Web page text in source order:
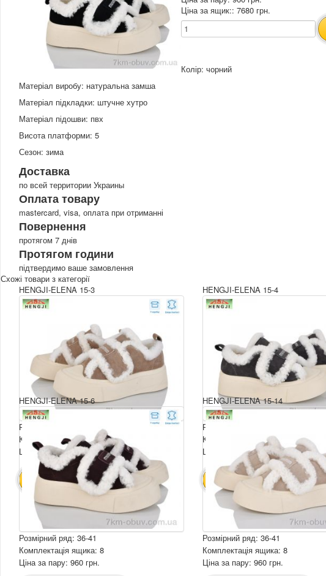
Ціна за ящик:: 7680 грн.
Колір: чорний
Матеріал виробу: натуральна замша
Матеріал підкладки: штучне хутро
Матеріал підошви: пвх
Висота платформи: 5
Сезон: зима
Доставка
по всей территории Украины
Оплата товару
mastercard, visa, оплата при отриманні
Повернення
протягом 7 днів
Протягом години
підтвердимо ваше замовлення
Схожі товари з категорії
HENGJI-ELENA 15-3
Розмірний ряд: 36-41
Комплектація ящика: 8
Ціна за пару: 960 грн.
В КОШИК 7680 грн.
HENGJI-ELENA 15-4
Розмірний ряд: 36-41
Комплектація ящика: 8
Ціна за пару: 960 грн.
В КОШИК 7680 грн.
HENGJI-ELENA 15-6
Розмірний ряд: 36-41
Комплектація ящика: 8
Ціна за пару: 960 грн.
HENGJI-ELENA 15-14
Розмірний ряд: 36-41
Комплектація ящика: 8
Ціна за пару: 960 грн.